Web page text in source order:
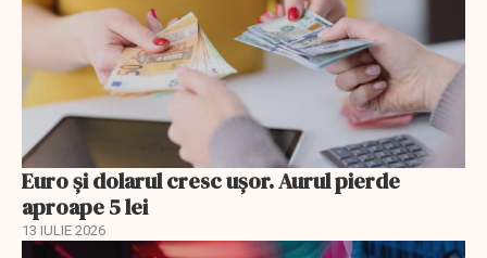
Euro și dolarul cresc ușor. Aurul pierde
aproape 5 lei
13 IULIE 2026